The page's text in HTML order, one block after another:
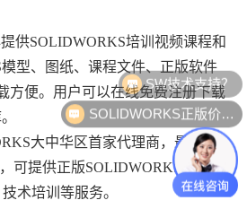
供SOLIDWORKS培训视频课程和
型、图纸、课程文件、正版软件
方便。用户可以在线免费注册下载
大中华区首家代理商，最大经
可提供正版SOLIDWORKS免费试
术培训等服务。
SOLIDWORKS正版价格？
SW技术支持？